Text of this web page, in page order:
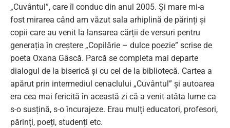
„Cuvântul”, care îl conduc din anul 2005. Și mare mi-a
fost mirarea când am văzut sala arhiplină de părinți și
copii care au venit la lansarea cărții de versuri pentru
generația în creștere „Copilărie – dulce poezie” scrise de
poeta Oxana Gâscă. Parcă se completa mai departe
dialogul de la biserică și cu cel de la bibliotecă. Cartea a
apărut prin intermediul cenaclului „Cuvântul” și autoarea
era cea mai fericită în această zi că a venit atâta lume ca
s-o susțină, s-o încurajeze. Erau mulți educatori, profesori,
părinți, poeți, studenți etc.